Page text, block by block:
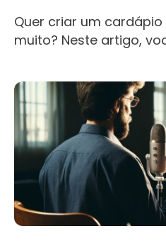
Quer criar um
muito? Neste artigo,